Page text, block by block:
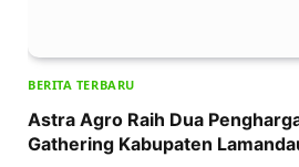
BERITA TERBARU
Astra Agro Raih Dua
Gathering Kabupaten